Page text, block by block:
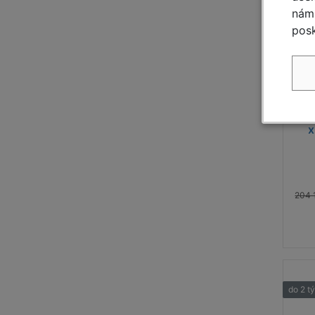
204
do 2